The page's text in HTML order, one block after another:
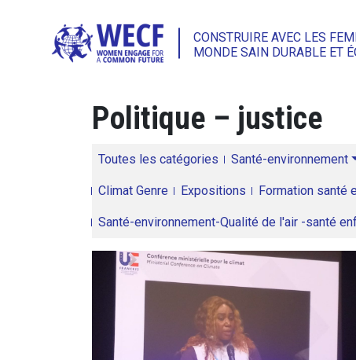
CONSTRUIRE AVEC LES
MONDE SAIN DURABLE ET
Politique – justice
Toutes les catégories Santé-environnement
Climat Genre Expositions Formation santé
Santé-environnement-Qualité de l'air -santé